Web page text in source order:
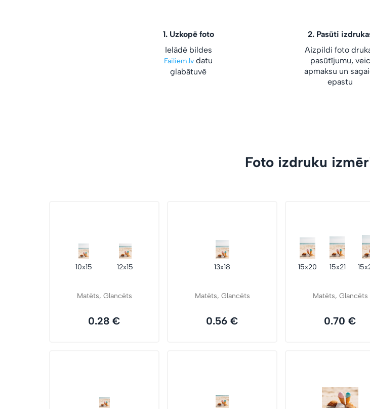
1.Uzkopē foto 2.Pasūti
Ielādē bildes
Failiem.lv datu
glabātuvē
Aizpildi foto
pasūtījumu, veic
apmaksu un
epastu
Foto izdruku
10x15 12x15
Matēts, Glancēts
0.28 €
13x18
Matēts, Glancēts
0.56 €
15x20 15x21
Matēts, Glancēts
0.70 €